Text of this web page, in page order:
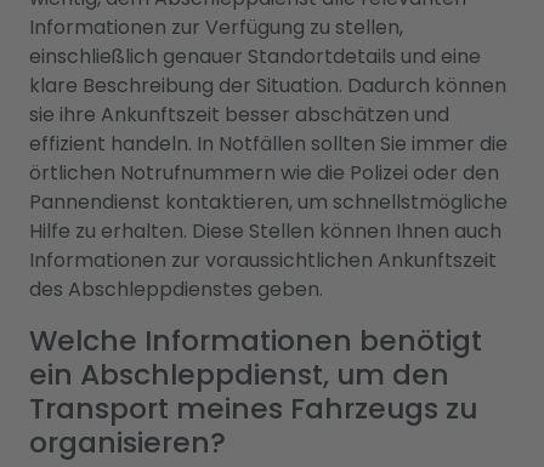
Informationen zur Verfügung zu stellen,
einschließlich genauer Standortdetails und eine
klare Beschreibung der Situation. Dadurch können
sie ihre Ankunftszeit besser abschätzen und
effizient handeln. In Notfällen sollten Sie immer die
örtlichen Notrufnummern wie die Polizei oder den
Pannendienst kontaktieren, um schnellstmögliche
Hilfe zu erhalten. Diese Stellen können Ihnen auch
Informationen zur voraussichtlichen Ankunftszeit
des Abschleppdienstes geben.
Welche Informationen benötigt
ein Abschleppdienst, um den
Transport meines Fahrzeugs zu
organisieren?